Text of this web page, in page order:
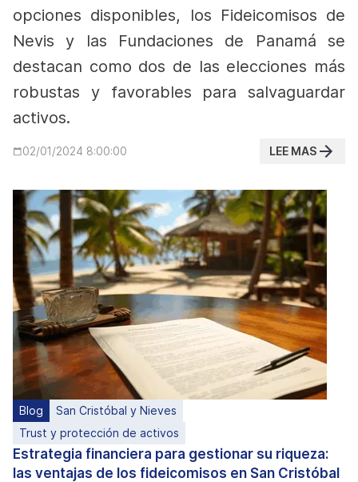
opciones disponibles, los Fideicomisos de
Nevis y las Fundaciones de Panamá se
destacan como dos de las elecciones más
robustas y favorables para salvaguardar
activos.
02/01/2024 8:00:00 LEE MAS
Blog
San Cristóbal y Nieves
Trust y protección de activos
Estrategia financiera para gestionar su riqueza:
las ventajas de los fideicomisos en San Cristóbal